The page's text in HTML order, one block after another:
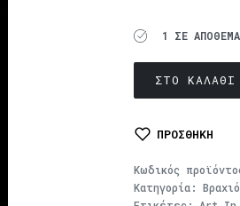
1 ΣΕ ΑΠΌΘΕΜΑ
ΣΤΟ ΚΑΛΆΘΙ
ΠΡΟΣΘΉΚΗ
Κωδικός
Κατηγορία: